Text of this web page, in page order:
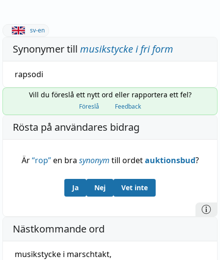
sv-en
Synonymer till musikstycke i fri form
rapsodi
Vill du föreslå ett nytt ord eller rapportera ett fel?
Föreslå Feedback
Rösta på användares bidrag
Är“rop”en bra synonym till ordetauktionsbud?
Ja Nej Vet inte
Nästkommande ord
musikstycke i marschtakt,